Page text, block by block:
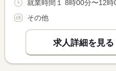
その他
求人詳細を見る